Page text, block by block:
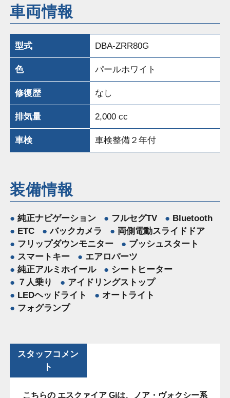
車両情報
型式 DBA-ZRR80G
色 パールホワイト
修復歴 なし
排気量 2,000 cc
車検 車検整備２年付
装備情報
純正ナビゲーション フルセグTV
Bluetooth
ETC
バックカメラ
両側電動スライドドア
フリップダウンモニター
プッシュスタート
スマートキー
エアロパーツ
純正アルミホイール
シートヒーター
７人乗り
アイドリングストップ
LEDヘッドライト
オートライト
フォグランプ
スタッフコメン
ト
こちらの エスクァイア Giは、ノア・ヴォクシー系